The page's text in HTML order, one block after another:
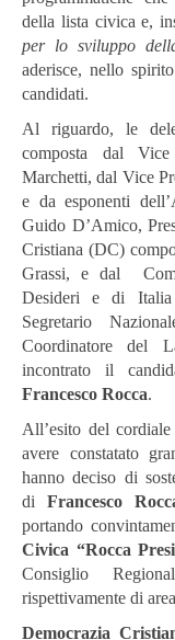
della lista civica e,
per lo sviluppo
aderisce, nello
candidati.
Al riguardo, le
composta dal
Marchetti, dal Vice
e da esponenti
Guido D’Amico,
Cristiana (DC)
Grassi, e dal
Desideri e di
Segretario
Coordinatore del
incontrato il
Francesco Rocca.
All’esito del
avere constatato
hanno deciso di
di Francesco
portando
Civica “Rocca
Consiglio
rispettivamente di
Democrazia